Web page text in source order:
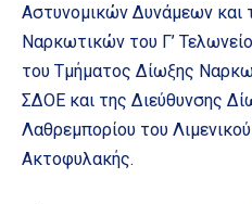
Αστυνομικών Δυνάμεων και
Ναρκωτικών του Γ’
του Τμήματος Δίωξης
ΣΔΟΕ και της Διεύθυνσης
Λαθρεμπορίου του
Ακτοφυλακής.